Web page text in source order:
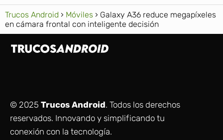
Trucos Android Móviles
Galaxy A36 reduce megapíxeles
en cámara frontal con inteligente decisión
© 2025 Trucos Android. Todos los derechos
reservados. Innovando y simplificando tu
conexión con la tecnología.